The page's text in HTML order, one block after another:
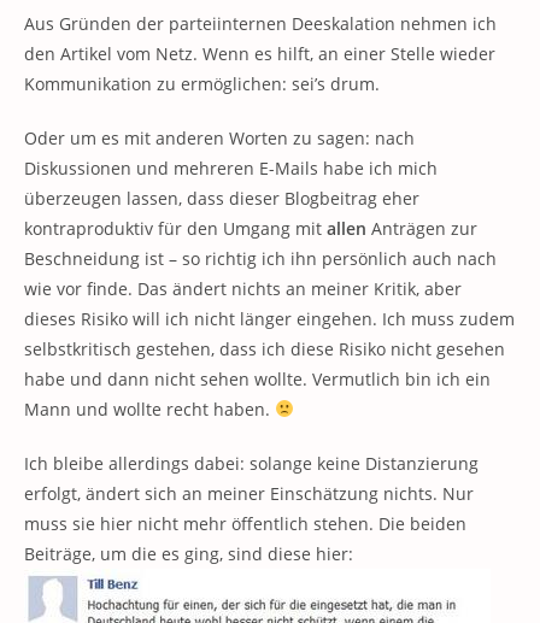
Aus Gründen der parteiinternen Deeskalation nehmen ich
den Artikel vom Netz. Wenn es hilft, an einer Stelle wieder
Kommunikation zu ermöglichen: sei’s drum.
Oder um es mit anderen Worten zu sagen: nach
Diskussionen und mehreren E-Mails habe ich mich
überzeugen lassen, dass dieser Blogbeitrag eher
kontraproduktiv für den Umgang mit allen Anträgen zur
Beschneidung ist – so richtig ich ihn persönlich auch nach
wie vor finde. Das ändert nichts an meiner Kritik, aber
dieses Risiko will ich nicht länger eingehen. Ich muss zudem
selbstkritisch gestehen, dass ich diese Risiko nicht gesehen
habe und dann nicht sehen wollte. Vermutlich bin ich ein
Mann und wollte recht haben.
Ich bleibe allerdings dabei: solange keine Distanzierung
erfolgt, ändert sich an meiner Einschätzung nichts. Nur
muss sie hier nicht mehr öffentlich stehen. Die beiden
Beiträge, um die es ging, sind diese hier: